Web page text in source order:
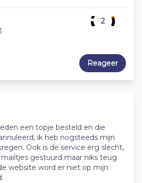
2
Reageer
een topje besteld en die
ik heb nogsteeds mijn
Ook is de service erg slecht,
gestuurd maar niks teug
website word er niet op mijn